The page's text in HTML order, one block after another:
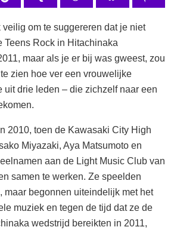
om te suggereren dat je niet
Teens Rock in Hitachinaka
maar als je er bij was gweest, zou
zien hoe ver een vrouwelijke
uit drie leden – die zichzelf naar een
2010, toen de Kawasaki City High
Miyazaki, Aya Matsumoto en
aan de Light Music Club van
samen te werken. Ze speelden
maar begonnen uiteindelijk met het
muziek en tegen de tijd dat ze de
wedstrijd bereikten in 2011,